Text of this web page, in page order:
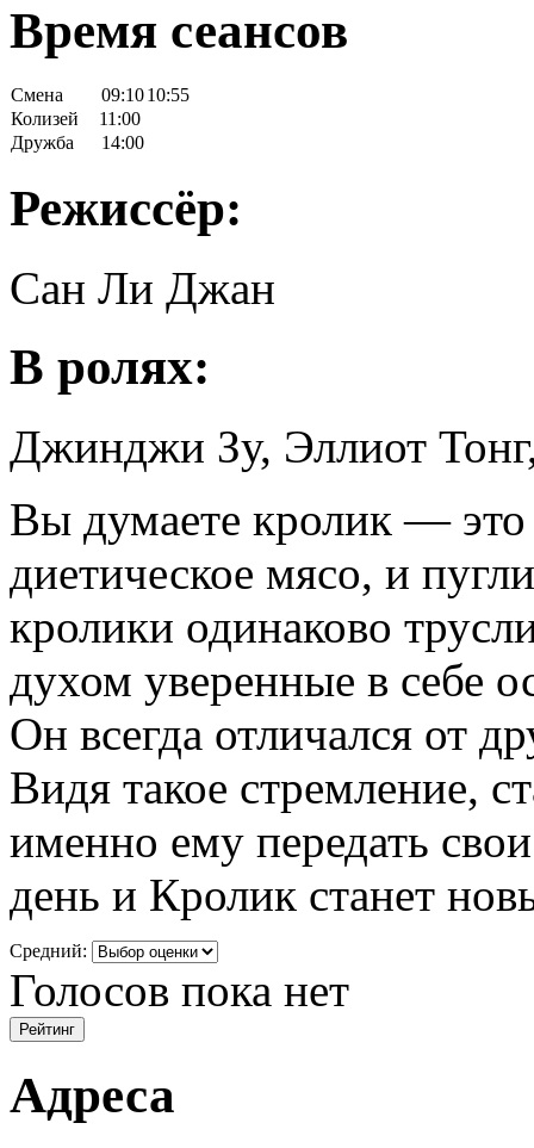
Время сеансов
Смена 09:1010:55
Колизей
11:00
Дружба
14:00
Режиссёр:
Cан Ли Джан
В ролях:
Джинджи Зу, Эллиот
Вы думаете кролик —
диетическое мясо, и
кролики одинаково
духом уверенные в себе
Он всегда отличался от
Видя такое стремление,
именно ему передать
день и Кролик станет
Средний:
Голосов пока нет
Адреса